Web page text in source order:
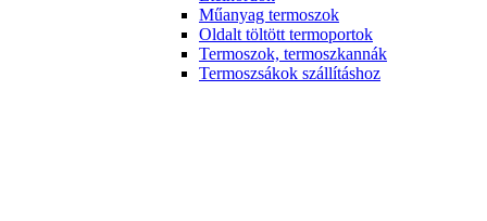
Műanyag termoszok
Oldalt töltött termoportok
Termoszok, termoszkannák
Termoszsákok szállításhoz